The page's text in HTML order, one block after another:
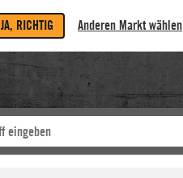
JA, RICHTIG Anderen Markt wählen